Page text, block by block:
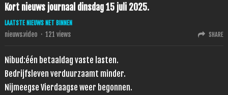
Kort nieuws journaal dinsdag 15 juli 2025.
LAATSTE NIEUWS NET BINNEN
nieuws.video · 121 views SHARE
Nibud:één betaaldag vaste lasten.
Bedrijfsleven verduurzaamt minder.
Nijmeegse Vierdaagse weer begonnen.